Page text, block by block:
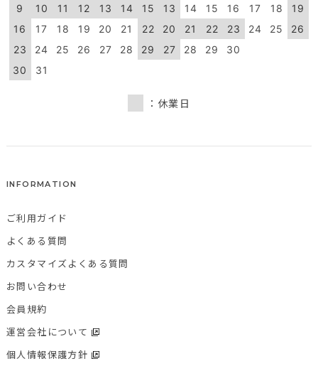
9
10 11 12 13 14
15
16
17 18 19 20 21
22
23
24 25 26 27 28
29
30
31
13
14 15 16 17 18
19
20
21 22 23 24 25
26
27
28 29 30
：休業日
INFORMATION
ご利用ガイド
よくある質問
カスタマイズよくある質問
お問い合わせ
会員規約
運営会社について
個人情報保護方針